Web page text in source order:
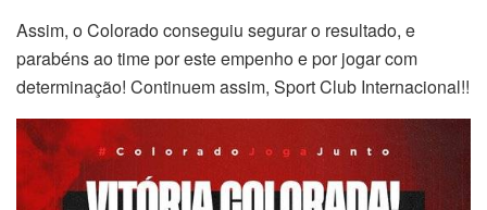
Assim, o Colorado conseguiu segurar o resultado, e
parabéns ao time por este empenho e por jogar com
determinação! Continuem assim, Sport Club Internacional!!